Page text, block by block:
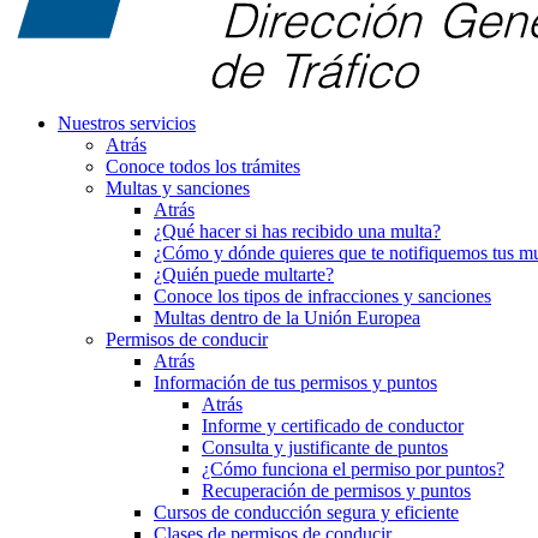
Nuestros servicios
Atrás
Conoce todos los trámites
Multas y sanciones
Atrás
¿Qué hacer si has recibido una multa?
¿Cómo y dónde quieres que te notifiquemos tus
¿Quién puede multarte?
Conoce los tipos de infracciones y sanciones
Multas dentro de la Unión Europea
Permisos de conducir
Atrás
Información de tus permisos y puntos
Atrás
Informe y certificado de conductor
Consulta y justificante de puntos
¿Cómo funciona el permiso por puntos?
Recuperación de permisos y puntos
Cursos de conducción segura y eficiente